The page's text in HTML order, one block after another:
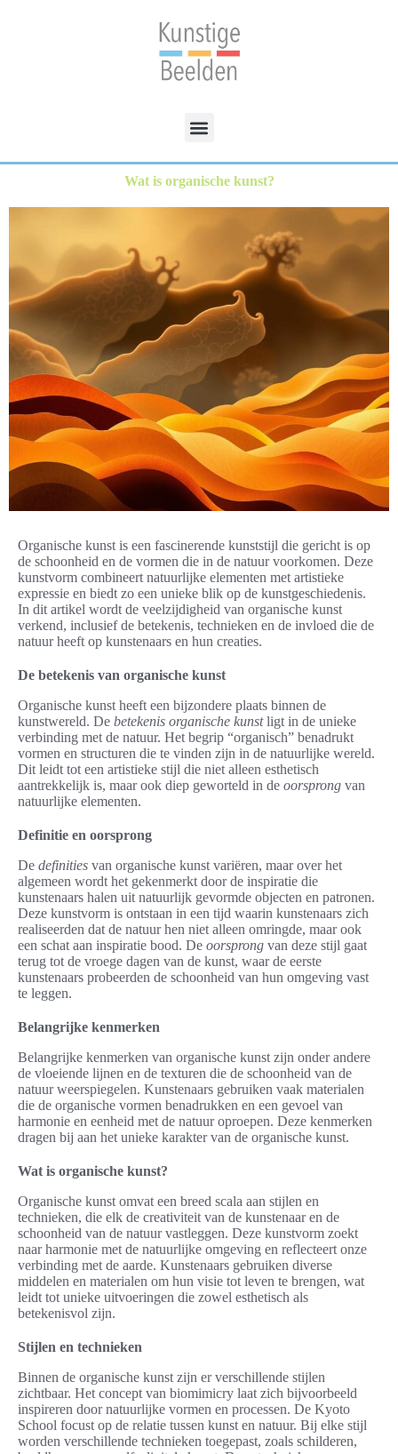
Wat is organische kunst?
Organische kunst is een fascinerende kunststijl die gericht is op
de schoonheid en de vormen die in de natuur voorkomen. Deze
kunstvorm combineert natuurlijke elementen met artistieke
expressie en biedt zo een unieke blik op de kunstgeschiedenis.
In dit artikel wordt de veelzijdigheid van organische kunst
verkend, inclusief de betekenis, technieken en de invloed die de
natuur heeft op kunstenaars en hun creaties.
De betekenis van organische kunst
Organische kunst heeft een bijzondere plaats binnen de
kunstwereld. De betekenis organische kunstligt in de unieke
verbinding met de natuur. Het begrip “organisch” benadrukt
vormen en structuren die te vinden zijn in de natuurlijke wereld.
Dit leidt tot een artistieke stijl die niet alleen esthetisch
aantrekkelijk is, maar ook diep geworteld in de oorsprong van
natuurlijke elementen.
Definitie en oorsprong
De definities van organische kunst variëren, maar over het
algemeen wordt het gekenmerkt door de inspiratie die
kunstenaars halen uit natuurlijk gevormde objecten en patronen.
Deze kunstvorm is ontstaan in een tijd waarin kunstenaars zich
realiseerden dat de natuur hen niet alleen omringde, maar ook
een schat aan inspiratie bood. De oorsprong van deze stijl gaat
terug tot de vroege dagen van de kunst, waar de eerste
kunstenaars probeerden de schoonheid van hun omgeving vast
te leggen.
Belangrijke kenmerken
Belangrijke kenmerken van organische kunst zijn onder andere
de vloeiende lijnen en de texturen die de schoonheid van de
natuur weerspiegelen. Kunstenaars gebruiken vaak materialen
die de organische vormen benadrukken en een gevoel van
harmonie en eenheid met de natuur oproepen. Deze kenmerken
dragen bij aan het unieke karakter van de organische kunst.
Wat is organische kunst?
Organische kunst omvat een breed scala aan stijlen en
technieken, die elk de creativiteit van de kunstenaar en de
schoonheid van de natuur vastleggen. Deze kunstvorm zoekt
naar harmonie met de natuurlijke omgeving en reflecteert onze
verbinding met de aarde. Kunstenaars gebruiken diverse
middelen en materialen om hun visie tot leven te brengen, wat
leidt tot unieke uitvoeringen die zowel esthetisch als
betekenisvol zijn.
Stijlen en technieken
Binnen de organische kunst zijn er verschillende stijlen
zichtbaar. Het concept van biomimicry laat zich bijvoorbeeld
inspireren door natuurlijke vormen en processen. De Kyoto
School focust op de relatie tussen kunst en natuur. Bij elke stijl
worden verschillende technieken toegepast, zoals schilderen,